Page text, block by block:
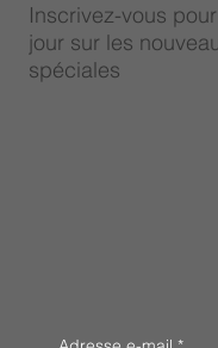
Inscrivez-vous
jour sur les
spéciales